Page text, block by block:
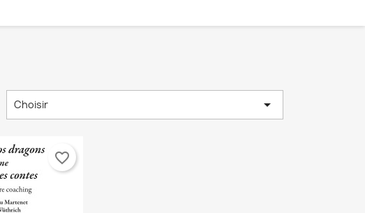
Choisir 
favorite_border